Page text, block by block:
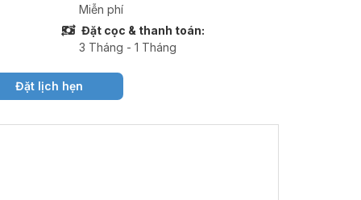
Miễn phí
Đặt cọc & thanh toán:
3 Tháng - 1 Tháng
Đặt lịch hẹn